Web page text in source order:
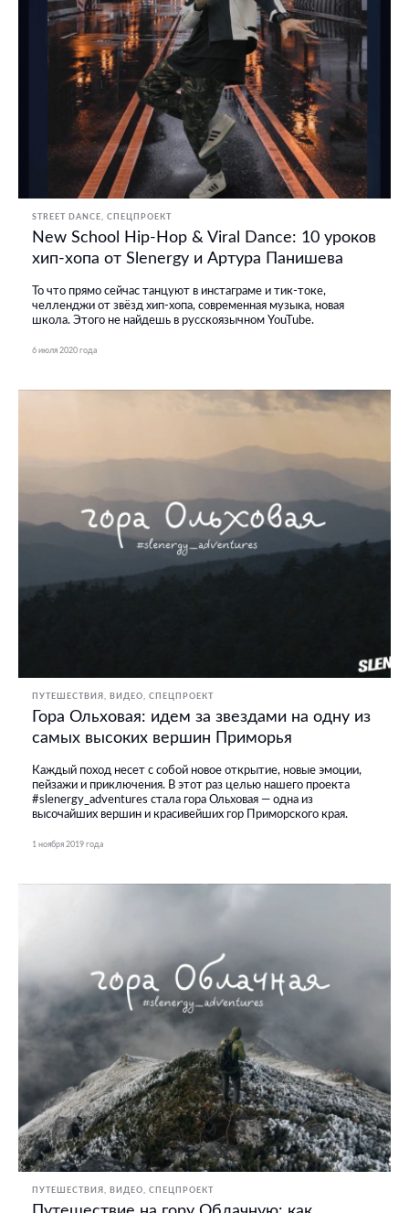
STREET DANCE СПЕЦПРОЕКТ
New School Hip-Hop & Viral Dance: 10 уроков
хип-хопа от Slenergy и Артура Панишева
То что прямо сейчас танцуют в инстаграме и тик-токе,
челленджи от звёзд хип-хопа, современная музыка, новая
школа. Этого не найдешь в русскоязычном YouTube.
6 июля 2020 года
ПУТЕШЕСТВИЯ ВИДЕО СПЕЦПРОЕКТ
Гора Ольховая: идем за звездами на одну из
самых высоких вершин Приморья
Каждый поход несет с собой новое открытие, новые эмоции,
пейзажи и приключения. В этот раз целью нашего проекта
#slenergy_adventures стала гора Ольховая — одна из
высочайших вершин и красивейших гор Приморского края.
1 ноября 2019 года
ПУТЕШЕСТВИЯ ВИДЕО СПЕЦПРОЕКТ